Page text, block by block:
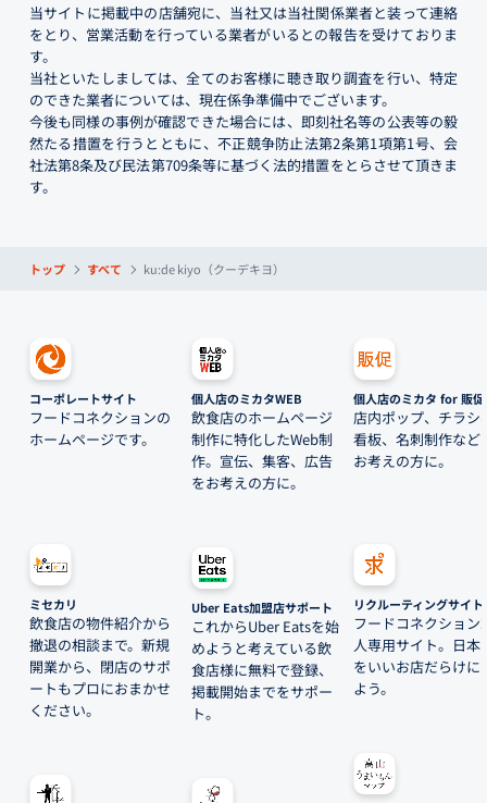
当サイトに掲載中の店舗宛に、当社又は当社関係業者と装って連絡
をとり、営業活動を行っている業者がいるとの報告を受けておりま
す。
当社といたしましては、全てのお客様に聴き取り調査を行い、特定
のできた業者については、現在係争準備中でございます。
今後も同様の事例が確認できた場合には、即刻社名等の公表等の毅
然たる措置を行うとともに、不正競争防止法第2条第1項第1号、会
社法第8条及び民法第709条等に基づく法的措置をとらさせて頂きま
す。
トップ すべて ku:de kiyo（クーデキヨ）
コーポレートサイト
フードコネクションの
ホームページです。
ミセカリ
飲食店の物件紹介から
撤退の相談まで。新規
開業から、閉店のサポ
ートもプロにおまかせ
ください。
個人店のミカタWEB
飲食店のホームページ
制作に特化したWeb制
作。宣伝、集客、広告
をお考えの方に。
Uber Eats加盟店サポート
これからUber Eatsを始
めようと考えている飲
食店様に無料で登録、
掲載開始までをサポー
ト。
個人店のミカタ for 販促
店内ポップ、チラシ
看板、名刺制作など
お考えの方に。
リクルーティングサイト
フードコネクション
人専用サイト。日本
をいいお店だらけに
よう。